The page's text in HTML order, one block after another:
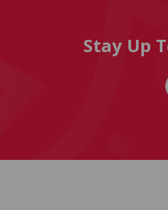
Stay Up